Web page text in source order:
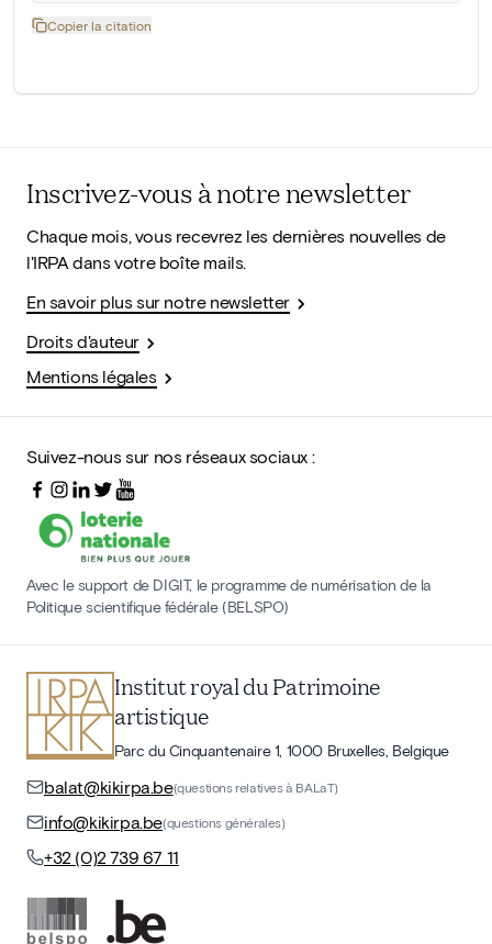
Copier la citation
Inscrivez-vous à notre newsletter
Chaque mois, vous recevrez les dernières nouvelles de
l'IRPA dans votre boîte mails.
En savoir plus sur notre newsletter
Droits d'auteur
Mentions légales
Suivez-nous sur nos réseaux sociaux :
Avec le support de DIGIT, le programme de numérisation de la
Politique scientifique fédérale (BELSPO)
Institut royal du Patrimoine
artistique
Parc du Cinquantenaire 1, 1000 Bruxelles, Belgique
balat@kikirpa.be(questions relatives à BALaT)
info@kikirpa.be(questions générales)
+32 (0)2 739 67 11